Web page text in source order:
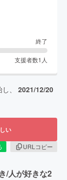
終了
支援者数1 人
、 2021/12/20
い
URLコピー
/人が好きな2